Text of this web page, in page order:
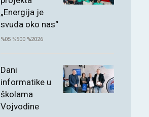
„Energija je
svuda oko nas“
%05 %500 %2026
Dani
informatike u
školama
Vojvodine